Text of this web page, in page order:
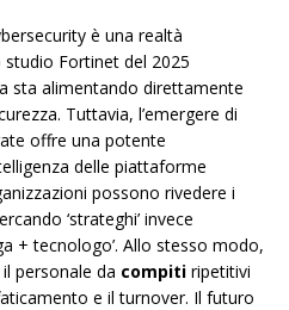
è una realtà
studio Fortinet del 2025
sta alimentando direttamente
Tuttavia, l’emergere di
offre una potente
delle piattaforme
possono rivedere i
‘strateghi’ invece
+ tecnologo’. Allo stesso modo,
personale da compiti ripetitivi
e il turnover. Il futuro